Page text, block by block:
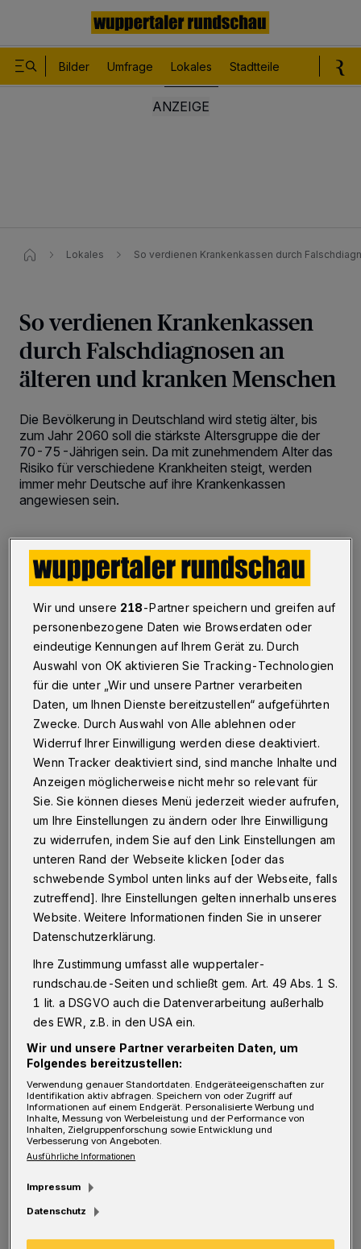
Bilder Umfrage Lokales Stadtteile
Lokales So verdienen Krankenkassen durch
So verdienen Krankenkassen
durch Falschdiagnosen an
älteren und kranken Menschen
Die Bevölkerung in Deutschland wird stetig älter, bis
zum Jahr 2060 soll die stärkste Altersgruppe die der
70-75-Jährigen sein. Da mit zunehmendem Alter das
Risiko für verschiedene Krankheiten steigt, werden
immer mehr Deutsche auf ihre Krankenkassen
angewiesen sein.
2 Minuten Lesezeit
U m diese zu unterstützen, gibt es seit
2009 den morbiditätsorientierten
Risikoausgleich. Doch es gibt Hinweise darauf,
dass Krankenkassen diesen gewinnbringend
ausnutzen.
Beim sogenannten morbiditätsorientierten
Risikoausgleich, kurz Morbi-RSA, werden
Krankenkassen aus einem Gesundheitsfonds
der Regierung bei Kunden mit besonders
Krankheiten finanziell unterstützt. Unter
anderem gehören vieleKrankheiten im Alter
dazu. Das Geld in dem Fonds, mit dem Kassen
mit einer hohen Anzahl an alten und kranken
Menschen entlastet werden sollen, stammt
aus Beiträgen der Versicherten und
Steuergeldern. Jedes Jahr werden dabei mehr
als 200 Milliarden Euro umverteilt. Doch
zusammen, um das System auszunutzen und
daran zu verdienen.
Wir und unsere 218-Partner speichern und greifen auf
personenbezogene Daten wie Browserdaten oder
eindeutige Kennungen auf Ihrem Gerät zu. Durch
Auswahl von OK aktivieren Sie Tracking-Technologien
für die unter „Wir und unsere Partner verarbeiten
Daten, um Ihnen Dienste bereitzustellen“ aufgeführten
Zwecke. Durch Auswahl von Alle ablehnen oder
Widerruf Ihrer Einwilligung werden diese deaktiviert.
Wenn Tracker deaktiviert sind, sind manche Inhalte und
Anzeigen möglicherweise nicht mehr so relevant für
Sie. Sie können dieses Menü jederzeit wieder aufrufen,
um Ihre Einstellungen zu ändern oder Ihre Einwilligung
zu widerrufen, indem Sie auf den Link Einstellungen am
unteren Rand der Webseite klicken [oder das
schwebende Symbol unten links auf der Webseite, falls
zutreffend]. Ihre Einstellungen gelten innerhalb unseres
Website. Weitere Informationen finden Sie in unserer
Datenschutzerklärung.
Ihre Zustimmung umfasst alle wuppertaler-
rundschau.de-Seiten und schließt gem. Art. 49 Abs. 1 S.
1 lit. a DSGVO auch die Datenverarbeitung außerhalb
des EWR, z.B. in den USA ein.
Wir und unsere Partner verarbeiten Daten, um
Folgendes bereitzustellen:
Verwendung genauer Standortdaten. Endgeräteeigenschaften zur
Identifikation aktiv abfragen. Speichern von oder Zugriff auf
Informationen auf einem Endgerät. Personalisierte Werbung und
Inhalte, Messung von Werbeleistung und der Performance von
Inhalten, Zielgruppenforschung sowie Entwicklung und
Verbesserung von Angeboten.
Ausführliche Informationen
Impressum
Datenschutz